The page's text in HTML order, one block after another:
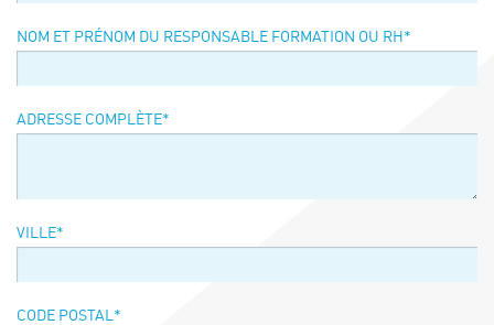
Contacts
NOM ET PRÉNOM DU RESPONSABLE FORMATION OU RH *
ADRESSE COMPLÈTE*
VILLE*
CODE POSTAL*